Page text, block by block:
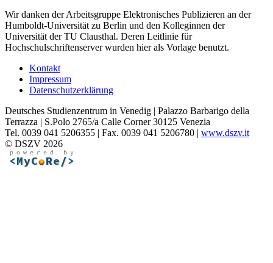
Wir danken der Arbeitsgruppe Elektronisches Publizieren an der
Humboldt-Universität zu Berlin und den Kolleginnen der
Universität der TU Clausthal. Deren Leitlinie für
Hochschulschriftenserver wurden hier als Vorlage benutzt.
Kontakt
Impressum
Datenschutzerklärung
Deutsches Studienzentrum in Venedig | Palazzo Barbarigo della
Terrazza | S.Polo 2765/a Calle Corner 30125 Venezia
Tel. 0039 041 5206355 | Fax. 0039 041 5206780 | www.dszv.it
© DSZV 2026